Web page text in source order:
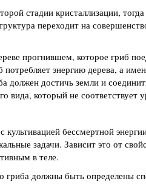
стадии кристаллизации,
переходит на
прогнившем, которое гриб
энергию дерева, а
должен достичь земли и
вида, который не соответствует
бессмертной
задачи. Зависит это от
в теле.
гриба должны быть определены